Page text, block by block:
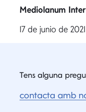
Mediolanum
17 de junio de 2021
Tens alguna
contacta amb